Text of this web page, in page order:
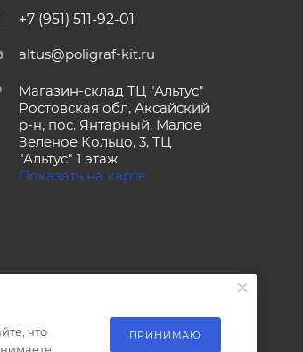
+7 (951) 511-92-01
altus@poligraf-kit.ru
Магазин-склад ТЦ "Альтус"
Ростовская обл, Аксайский
р-н, пос. Янтарный, Малое
Зеленое Кольцо, 3, ТЦ
"Альтус" 1 этаж
Показать на карте
что
ПРИНИМАЮ